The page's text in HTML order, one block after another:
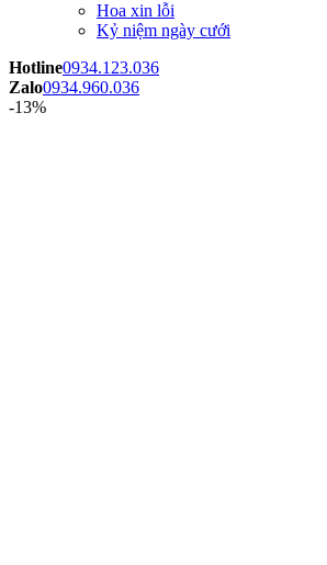
Hoa xin lỗi
Kỷ niệm ngày cưới
Hotline0934.123.036
Zalo0934.960.036
-13%